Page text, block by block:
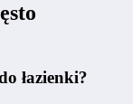
łazienki?